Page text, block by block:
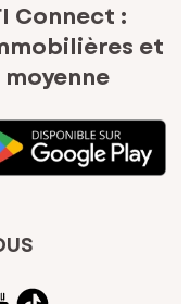
Connect :
et